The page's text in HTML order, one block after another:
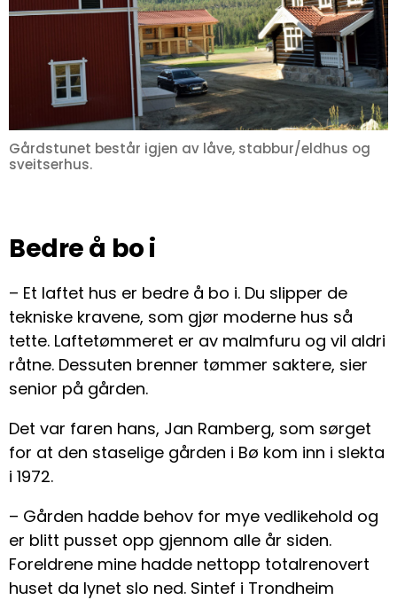
Gårdstunet består igjen av låve, stabbur/eldhus og
sveitserhus.
Bedre å bo i
– Et laftet hus er bedre å bo i. Du slipper de
tekniske kravene, som gjør moderne hus så
tette. Laftetømmeret er av malmfuru og vil aldri
råtne. Dessuten brenner tømmer saktere, sier
senior på gården.
Det var faren hans, Jan Ramberg, som sørget
for at den staselige gården i Bø kom inn i slekta
i 1972.
– Gården hadde behov for mye vedlikehold og
er blitt pusset opp gjennom alle år siden.
Foreldrene mine hadde nettopp totalrenovert
huset da lynet slo ned. Sintef i Trondheim